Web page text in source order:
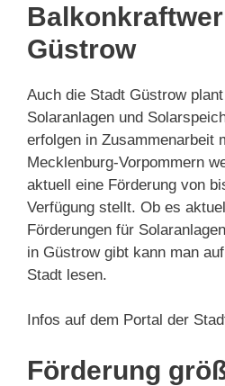
Güstrow
Auch die Stadt Güstrow
Solaranlagen und
erfolgen in Zusammenarbeit
Mecklenburg-Vorpommern
aktuell eine Förderung von
Verfügung stellt. Ob es
Förderungen für
in Güstrow gibt kann man
Stadt lesen.
Infos auf dem Portal der
Förderung